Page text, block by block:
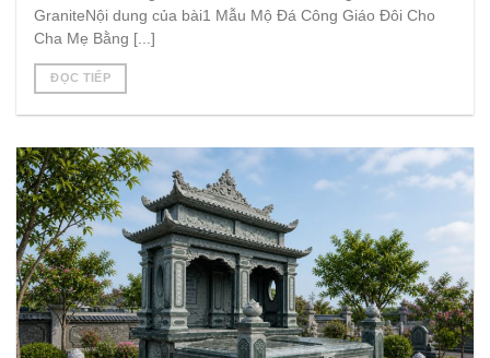
GraniteNội dung của bài1 Mẫu Mộ Đá Công Giáo Đôi Cho
Cha Mẹ Bằng [...]
ĐỌC TIẾP